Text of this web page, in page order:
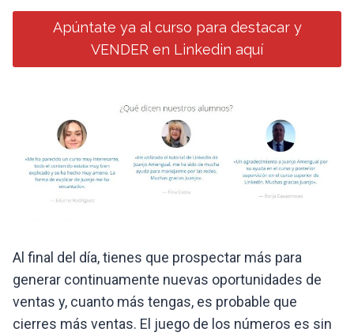
Apúntate ya al curso para destacar y
VENDER en Linkedin aquí
Al final del día, tienes que prospectar más para
generar continuamente nuevas oportunidades de
ventas y, cuanto más tengas, es probable que
cierres más ventas. El juego de los números es sin